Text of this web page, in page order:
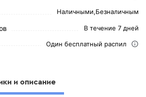
Наличными,Безналичным
В течение 7 дней
Один бесплатный распил
и описание